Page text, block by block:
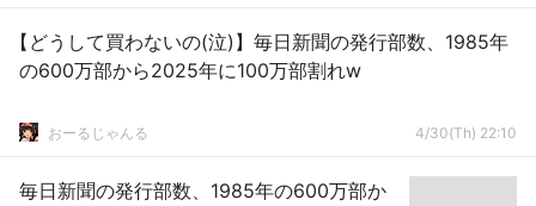
【どうして買わないの(泣)】毎日新聞の発行部数、1985年
の600万部から2025年に100万部割れw
おーるじゃんる 4/30(Th) 22:10
毎日新聞の発行部数、1985年の600万部か